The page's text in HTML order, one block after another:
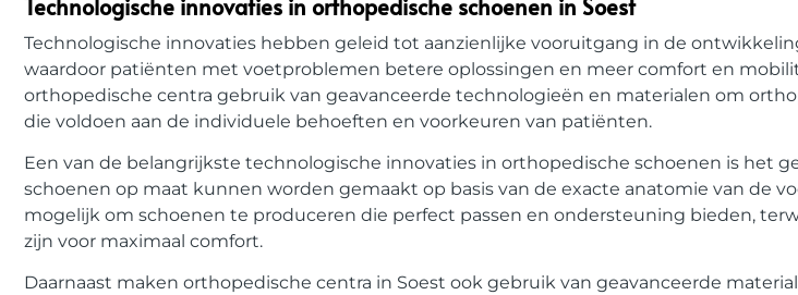
Technologische innovaties hebben geleid tot aanzienlijke vooruitgang in de
waardoor patiënten met voetproblemen betere oplossingen en meer comfort en
orthopedische centra gebruik van geavanceerde technologieën en materialen om
die voldoen aan de individuele behoeften en voorkeuren van patiënten.
Een van de belangrijkste technologische innovaties in orthopedische schoenen is het
schoenen op maat kunnen worden gemaakt op basis van de exacte anatomie van de
mogelijk om schoenen te produceren die perfect passen en ondersteuning bieden,
zijn voor maximaal comfort.
Daarnaast maken orthopedische centra in Soest ook gebruik van geavanceerde